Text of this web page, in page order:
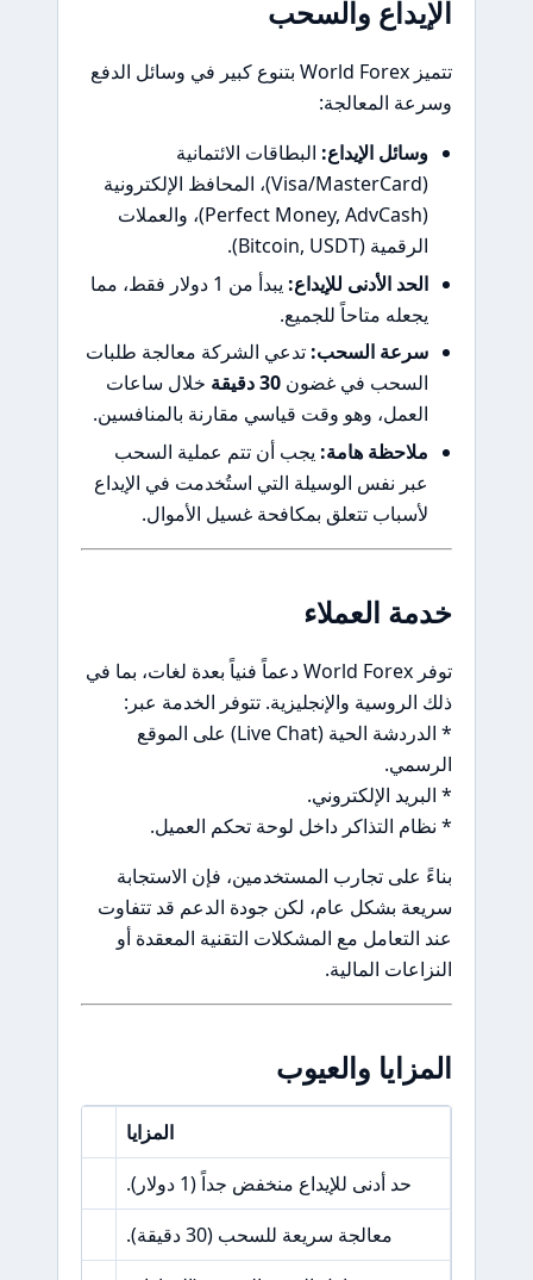
الإيداع والسحب
تتميز World Forex بتنوع كبير في وسائل الدفع
وسرعة المعالجة:
وسائل الإيداع: البطاقات الائتمانية
(Visa/MasterCard)، المحافظ الإلكترونية
(Perfect Money, AdvCash)، والعملات
الرقمية (Bitcoin, USDT).
الحد الأدنى للإيداع:
يبدأ من 1 دولار فقط، مما
يجعله متاحاً للجميع.
سرعة السحب: تدعي الشركة معالجة طلبات
السحب في غضون30 دقيقة
خلال ساعات
العمل، وهو وقت قياسي مقارنة بالمنافسين.
ملاحظة هامة: يجب أن تتم عملية السحب
عبر نفس الوسيلة التي استُخدمت في الإيداع
لأسباب تتعلق بمكافحة غسيل الأموال.
خدمة العملاء
توفر World Forex دعماً فنياً بعدة لغات، بما في
ذلك الروسية والإنجليزية. تتوفر الخدمة عبر:
* الدردشة الحية (Live Chat) على الموقع
الرسمي.
* البريد الإلكتروني.
* نظام التذاكر داخل لوحة تحكم العميل.
بناءً على تجارب المستخدمين، فإن الاستجابة
سريعة بشكل عام، لكن جودة الدعم قد تتفاوت
عند التعامل مع المشكلات التقنية المعقدة أو
النزاعات المالية.
المزايا والعيوب
المزايا
حد أدنى للإيداع منخفض جداً (1 دولار).
معالجة سريعة للسحب (30 دقيقة).